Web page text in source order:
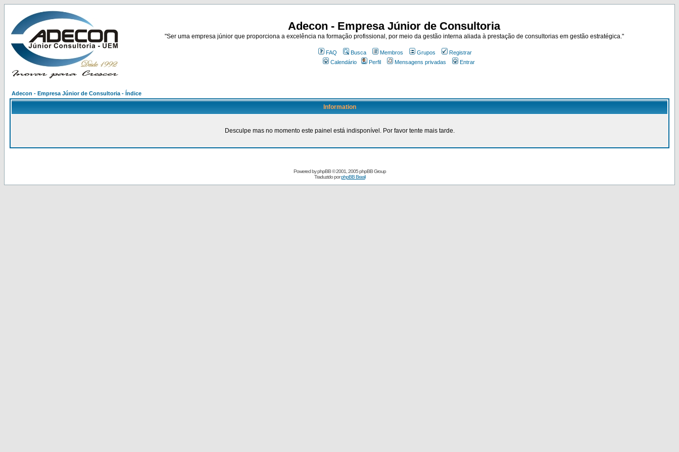
Adecon - Empresa Júnior de Consultoria
"Ser uma empresa júnior que proporciona a excelência na formação profissional, por meio da gestão interna aliada à prestação de consultorias em gestão estratégica."
FAQ Busca Membros Grupos
Registrar
Calendário
Perfil Mensagens privadas Entrar
Adecon - Empresa Júnior de Consultoria - Índice
Information
Desculpe mas no momento este painel está indisponível. Por favor tente mais tarde.
Powered byphpBB© 2001, 2005 phpBB Group
Traduzido porphpBB Brasil